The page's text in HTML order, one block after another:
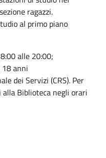
ragazzi.
al primo piano
alle 20:00;
anni
dei Servizi (CRS). Per
Biblioteca negli orari